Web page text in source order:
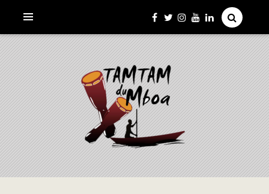
LE TAMTAM DU MBOA
La Culture du Mboa Dévoilée !